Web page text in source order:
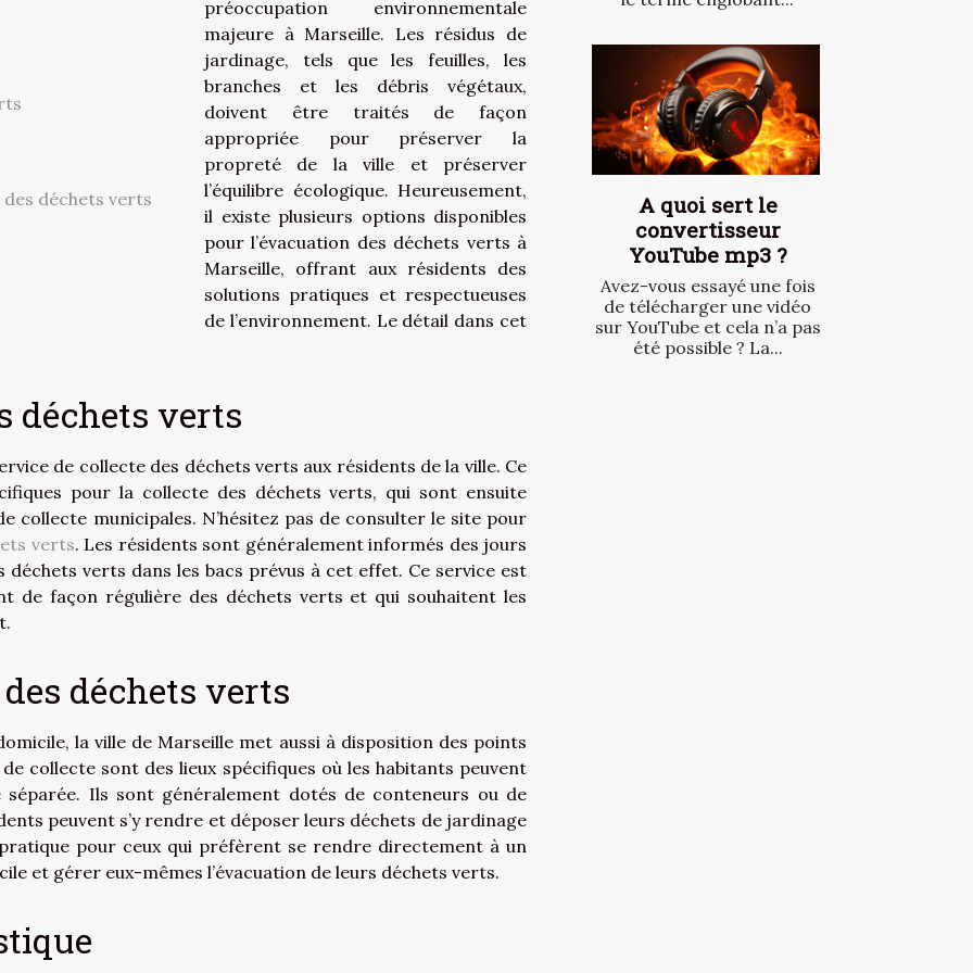
déchets verts
préoccupation environnementale
majeure à Marseille. Les résidus de
jardinage, tels que les feuilles, les
branches et les débris végétaux,
doivent être traités de façon
appropriée pour préserver la
propreté de la ville et préserver
l’équilibre écologique. Heureusement,
il existe plusieurs options disponibles
pour l’évacuation des déchets verts à
Marseille, offrant aux résidents des
solutions pratiques et respectueuses
de l’environnement. Le détail dans cet
déchets verts
de collecte des déchets verts aux résidents de la ville. Ce
pour la collecte des déchets verts, qui sont ensuite
collecte municipales. N’hésitez pas de consulter le site pour
verts. Les résidents sont généralement informés des jours
verts dans les bacs prévus à cet effet. Ce service est
de façon régulière des déchets verts et qui souhaitent les
déchets verts
la ville de Marseille met aussi à disposition des points
collecte sont des lieux spécifiques où les habitants peuvent
Ils sont généralement dotés de conteneurs ou de
peuvent s’y rendre et déposer leurs déchets de jardinage
pour ceux qui préfèrent se rendre directement à un
et gérer eux-mêmes l’évacuation de leurs déchets verts.
A quoi sert le
convertisseur
YouTube mp3 ?
Avez-vous essayé une fois
de télécharger une vidéo
sur YouTube et cela n’a pas
été possible ? La...